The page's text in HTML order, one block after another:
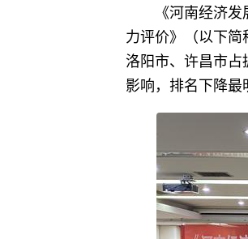
《河南经济
力评价》（以下简
洛阳市、许昌市
影响，排名下降最